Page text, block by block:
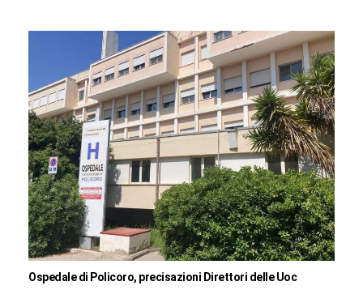
Ospedale di Policoro, precisazioni Direttori delle Uoc